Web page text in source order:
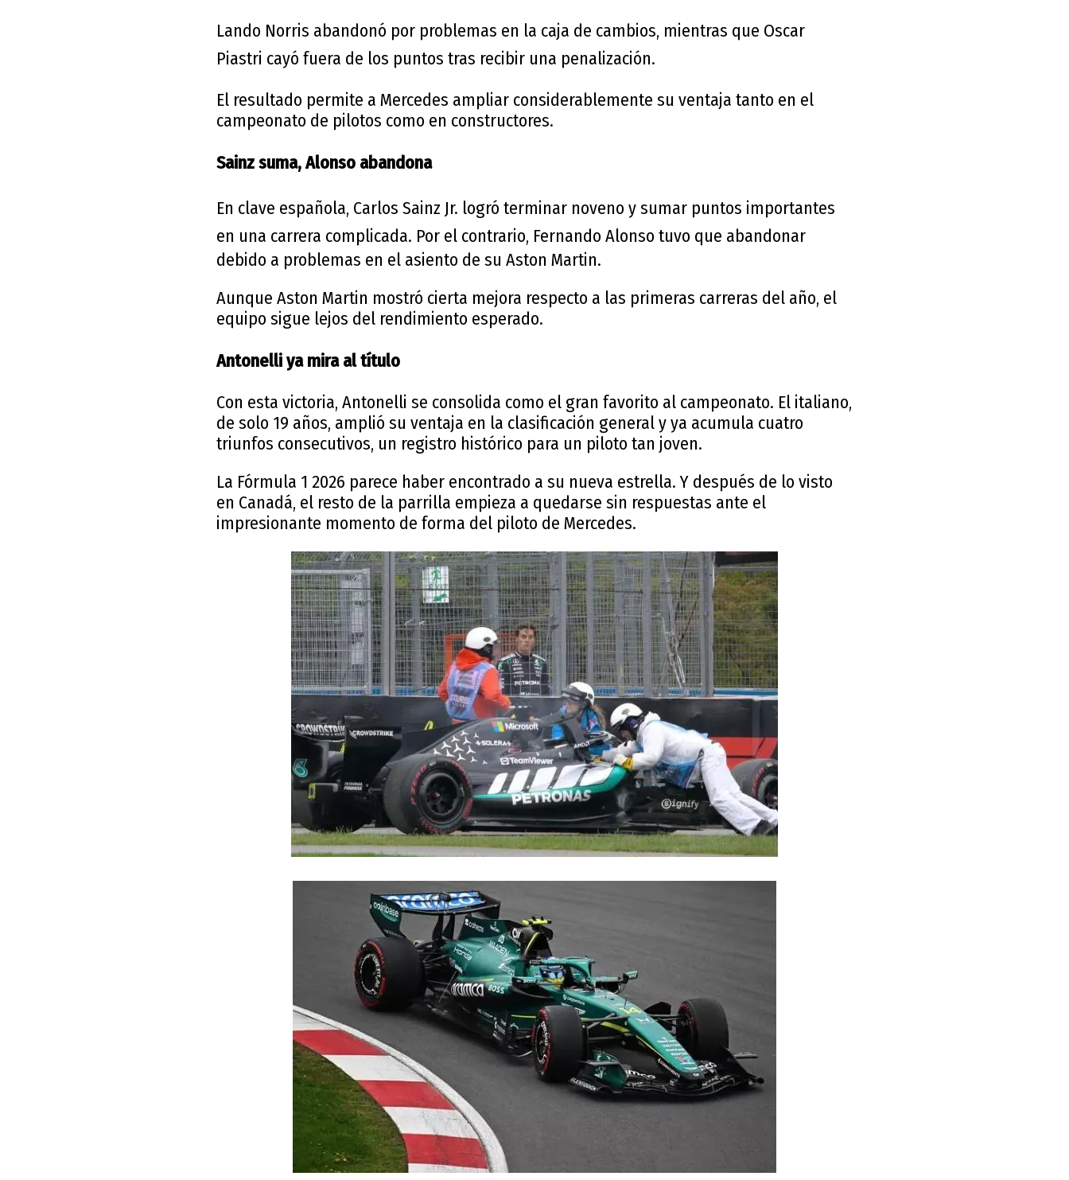
Lando Norris abandonó por problemas en la caja de cambios, mientras que Oscar
Piastri cayó fuera de los puntos tras recibir una penalización.
El resultado permite a Mercedes ampliar considerablemente su ventaja tanto en el
campeonato de pilotos como en constructores.
Sainz suma, Alonso abandona
En clave española, Carlos Sainz Jr. logró terminar noveno y sumar puntos importantes
en una carrera complicada. Por el contrario, Fernando Alonso tuvo que abandonar
debido a problemas en el asiento de su Aston Martin.
Aunque Aston Martin mostró cierta mejora respecto a las primeras carreras del año, el
equipo sigue lejos del rendimiento esperado.
Antonelli ya mira al título
Con esta victoria, Antonelli se consolida como el gran favorito al campeonato. El italiano,
de solo 19 años, amplió su ventaja en la clasificación general y ya acumula cuatro
triunfos consecutivos, un registro histórico para un piloto tan joven.
La Fórmula 1 2026 parece haber encontrado a su nueva estrella. Y después de lo visto
en Canadá, el resto de la parrilla empieza a quedarse sin respuestas ante el
impresionante momento de forma del piloto de Mercedes.